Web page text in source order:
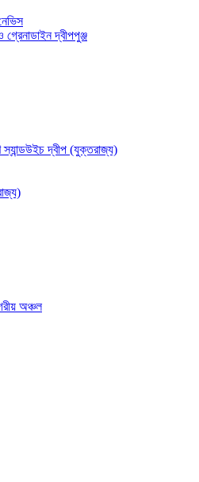
গ্রেনাডাইন দ্বীপপুঞ্জ
স্যান্ডউইচ দ্বীপ (যুক্তরাজ্য)
অঞ্চল